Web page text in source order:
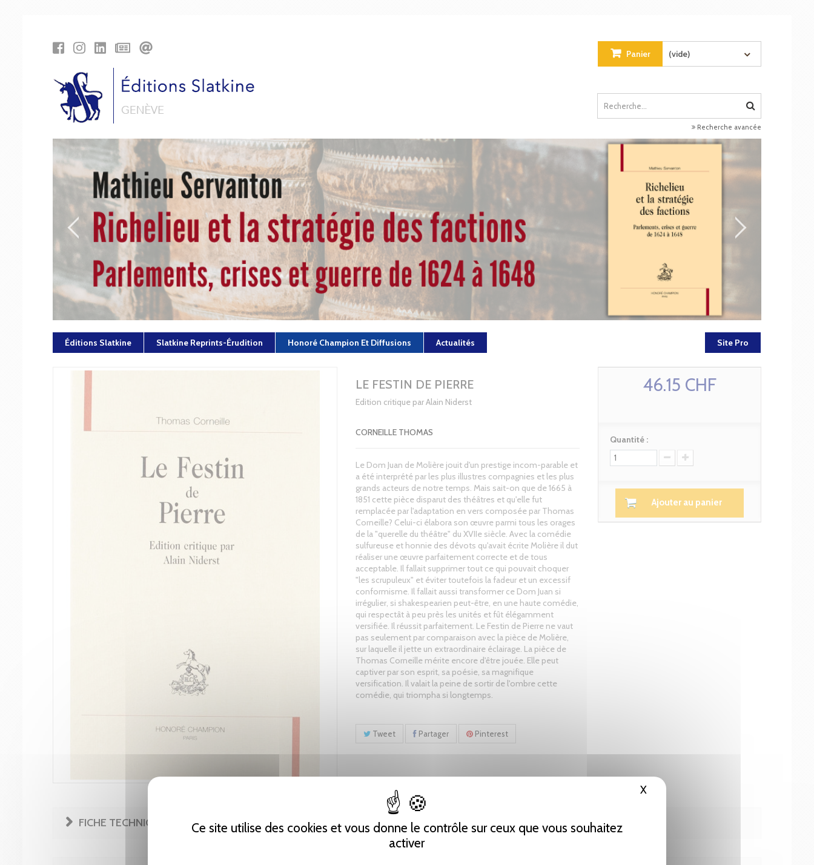
Ce site utilise des cookies et vous donne le contrôle sur ceux que vous souhaitez
activer
X Masquer le bandeau des cookies
Panier (vide)
Recherche avancée
Éditions Slatkine Slatkine Reprints-Érudition Honoré Champion Et Diffusions Actualités Site Pro
LE FESTIN DE PIERRE
Edition critique par Alain Niderst
CORNEILLE THOMAS
Le Dom Juan de Molière jouit d'un prestige incom-parable et
a été interprété par les plus illustres compagnies et les plus
grands acteurs de notre temps. Mais sait-on que de 1665 à
1851 cette pièce disparut des théâtres et qu'elle fut
remplacée par l'adaptation en vers composée par Thomas
Corneille? Celui-ci élabora son œuvre parmi tous les orages
de la "querelle du théâtre" du XVIIe siècle. Avec la comédie
sulfureuse et honnie des dévots qu'avait écrite Molière il dut
réaliser une œuvre parfaitement correcte et de tous
acceptable. Il fallait supprimer tout ce qui pouvait choquer
"les scrupuleux" et éviter toutefois la fadeur et un excessif
conformisme. Il fallait aussi transformer ce Dom Juan si
irrégulier, si shakespearien peut-être, en une haute comédie,
qui respectât à peu près les unités et fût élégamment
versifiée. Il réussit parfaitement. Le Festin de Pierre ne vaut
pas seulement par comparaison avec la pièce de Molière,
sur laquelle il jette un extraordinaire éclairage. La pièce de
Thomas Corneille mérite encore d'être jouée. Elle peut
captiver par son esprit, sa poésie, sa magnifique
versification. Il valait la peine de sortir de l'ombre cette
comédie, qui triompha si longtemps.
Tweet Partager Pinterest
46.15 CHF
Quantité :
Ajouter au panier
FICHE TECHNIQUE